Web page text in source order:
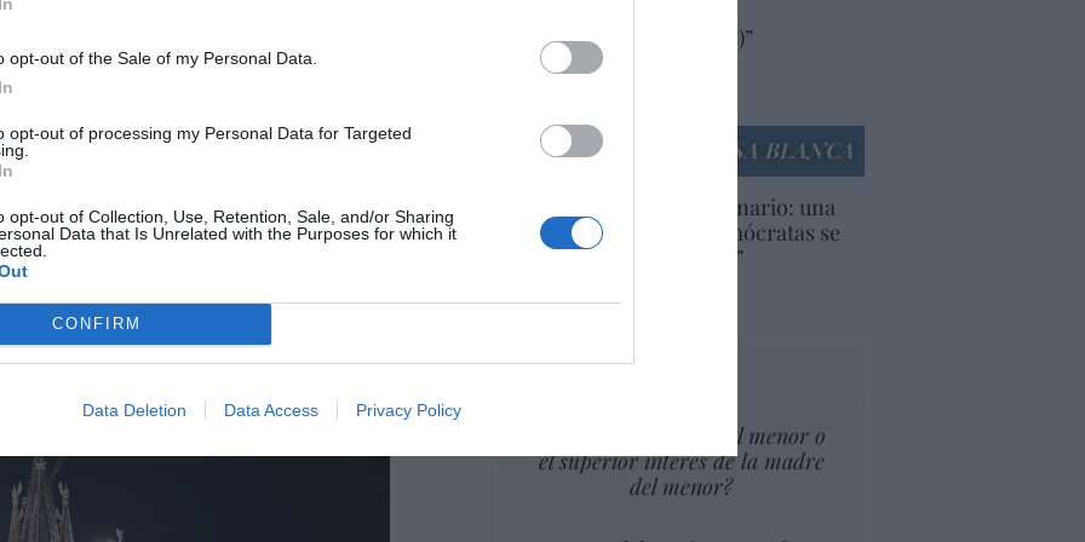
opt-out of the Sale of my Personal Data.
opt-out of processing my Personal Data for Targeted
opt-out of Collection, Use, Retention, Sale, and/or Sharing
Data that Is Unrelated with the Purposes for which it
CONFIRM
Data Deletion Data Access Privacy Policy
arquitectónica
por 24 haces de luz
cruz, la escalera interior y el
concebida en el diseño original de Antoni
italiano Andrea Mastrovito , que constituye
generando una composición lumínica
de la torre en el paisaje urbano de
interior se realizó mediante
en la propia estructura, realzando
en valor la dimensión simbólica del
americanas (y europeas)”
por Ana Sánchez Arjona
LA CASA BLANCA
EEUU. Inquietante escenario: una
tercera parte de los demócratas se
define como “socialista”
¿El Superior interés el menor o
el superior interés de la madre
del menor?